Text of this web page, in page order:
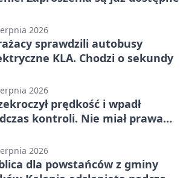
2026
sprawdzili autobusy
KLA. Chodzi o sekundy
2026
prędkość i wpadł
kontroli. Nie miał prawa
2026
dla powstańców z gminy